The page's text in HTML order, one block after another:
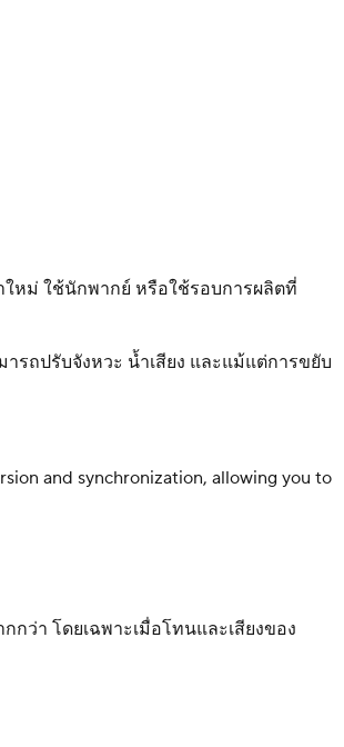
หม่ ใช้นักพากย์ หรือใช้รอบการผลิตที่
รถปรับจังหวะ น้ำเสียง และแม้แต่การขยับ
and synchronization, allowing you to
ว่า โดยเฉพาะเมื่อโทนและเสียงของ